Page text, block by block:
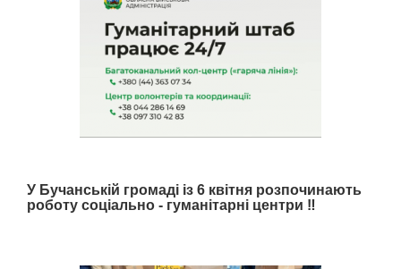
У Бучанській громаді із 6 квітня розпочинають
роботу соціально - гуманітарні центри ‼️